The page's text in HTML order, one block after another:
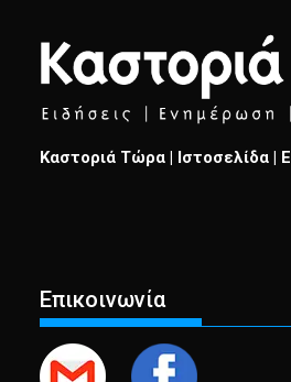
Καστοριά Τώρα | Ιστοσελίδα |
Επικοινωνία